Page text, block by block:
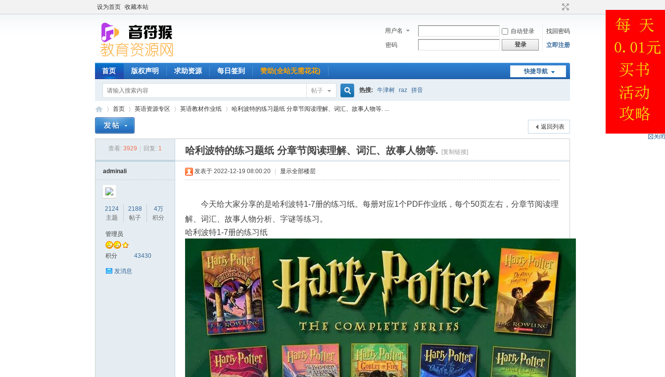
设为首页 收藏本站
用户名 自动登录
找回密码
密码
登录 立即注册
快捷导航
首页 版权声明 求助资源 每日签到 赞助(全站无需花花)
帖子
搜
索
热搜: 牛津树 raz 拼音
首页
›
英语资源专区 英语教材作业纸
›
哈利波特的练习题纸 分章节阅读理解、词汇、故事人物等. ...
返回列表
查看: 3929 回复: 1 哈利波特的练习题纸 分章节阅读理解、词汇、故事人物等. [复制链接]
adminali
2124
主题
2188
帖子
4万
积分
管理员
积分 43430
发消息
发表于 2022-12-19 08:00:20 显示全部楼层
今天给大家分享的是哈利波特1-7册的练习纸。每册对应1个PDF作业纸，每个50页左右，分章节阅读理
解、词汇、故事人物分析、字谜等练习。
哈利波特1-7册的练习纸